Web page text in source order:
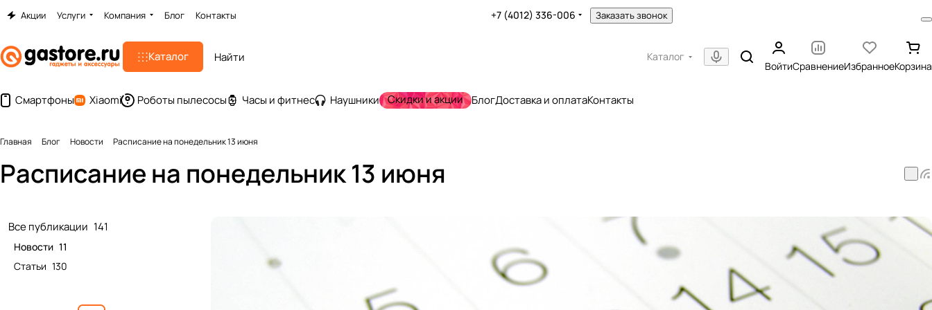
Акции Услуги Компания Блог Контакты +7 (4012) 336-006 Заказать звонок
Каталог Каталог
ВойтиСравнениеИзбранноеКорзина
Смартфоны Xiaomi Роботы пылесосы Часы и фитнес Наушники Скидки и акции БлогДоставка и оплатаКонтакты
Главная Блог Новости Расписание на понедельник 13 июня
Расписание на понедельник 13 июня
Все публикации 141
Новости 11
Статьи 130